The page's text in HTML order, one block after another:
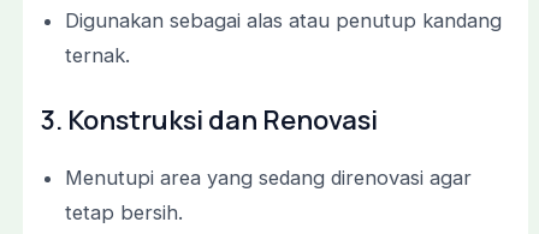
Digunakan sebagai alas atau penutup kandang
ternak.
3. Konstruksi dan Renovasi
Menutupi area yang sedang direnovasi agar
tetap bersih.